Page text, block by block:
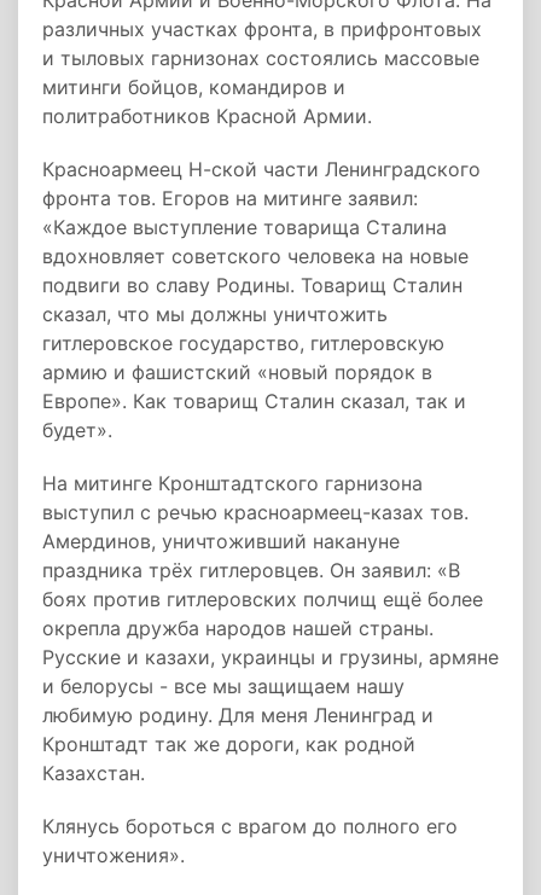
различных участках фронта, в прифронтовых
и тыловых гарнизонах состоялись массовые
митинги бойцов, командиров и
политработников Красной Армии.
Красноармеец Н-ской части Ленинградского
фронта тов. Егоров на митинге заявил:
«Каждое выступление товарища Сталина
вдохновляет советского человека на новые
подвиги во славу Родины. Товарищ Сталин
сказал, что мы должны уничтожить
гитлеровское государство, гитлеровскую
армию и фашистский «новый порядок в
Европе». Как товарищ Сталин сказал, так и
будет».
На митинге Кронштадтского гарнизона
выступил с речью красноармеец-казах тов.
Амердинов, уничтоживший накануне
праздника трёх гитлеровцев. Он заявил: «В
боях против гитлеровских полчищ ещё более
окрепла дружба народов нашей страны.
Русские и казахи, украинцы и грузины, армяне
и белорусы - все мы защищаем нашу
любимую родину. Для меня Ленинград и
Кронштадт так же дороги, как родной
Казахстан.
Клянусь бороться с врагом до полного его
уничтожения».